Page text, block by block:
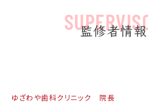
監修者情報
ゆざわや歯科クリニック 院長